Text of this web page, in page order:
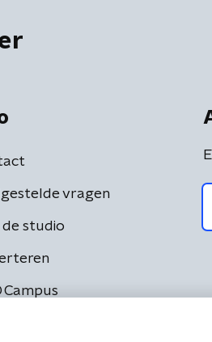
vragen
studio
Campus